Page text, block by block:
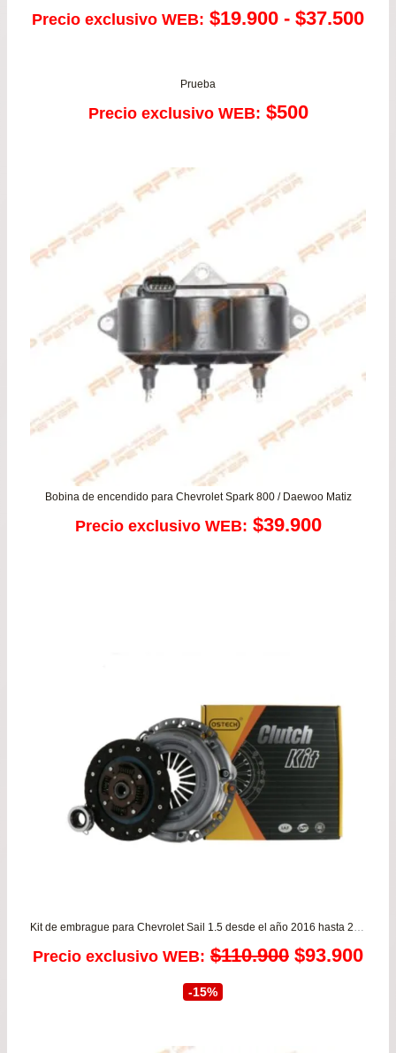
Precio exclusivo WEB: $19.900 - $37.500
Prueba
Precio exclusivo WEB: $500
Bobina de encendido para Chevrolet Spark 800 / Daewoo Matiz
Precio exclusivo WEB: $39.900
Kit de embrague para Chevrolet Sail 1.5 desde el año 2016 hasta 2023
Precio exclusivo WEB: $110.900 El
$93.900El
-15%